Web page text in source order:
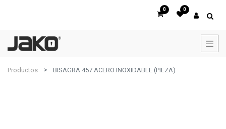
0 0
Productos BISAGRA 457 ACERO INOXIDABLE (PIEZA)